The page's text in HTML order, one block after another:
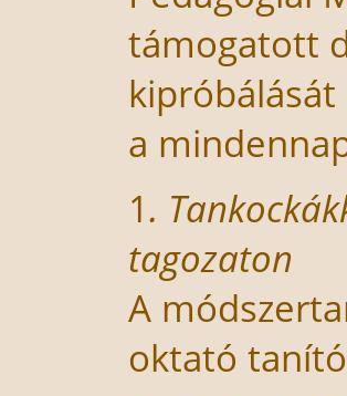
támogatott
a
1.
tagozaton
A
oktató